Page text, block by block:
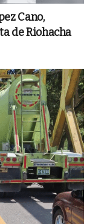
Cano,
de Riohacha